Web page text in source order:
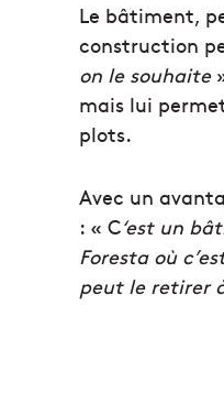
Le bâtiment,
construction
on le souhaite
mais lui
plots.
Avec un
: « C‘est un
Foresta où
peut le retirer